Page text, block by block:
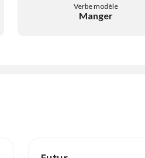
Verbe modèle
Manger